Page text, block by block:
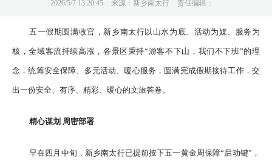
2026/5/7 13:20:45 来源：新乡南太行 责任编辑：
五一假期圆满收官，新乡南太行以山水为底、活动为媒、服务为
核，全域客流持续高涨，各景区秉持“游客不下山，我们不下班”的理
念，统筹安全保障、多元活动、暖心服务，圆满完成假期接待工作，交
出一份安全、有序、精彩、暖心的文旅答卷。
精心谋划 周密部署
早在四月中旬，新乡南太行已提前按下五一黄金周保障“启动键”，